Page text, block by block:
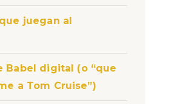
juegan al
Babel digital (o “que
a Tom Cruise”)